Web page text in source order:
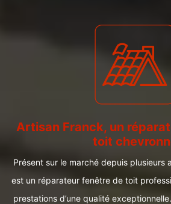
Artisan Franck, un
toit
Présent sur le marché depuis plusieurs
est un réparateur fenêtre de toit
prestations d’une qualité